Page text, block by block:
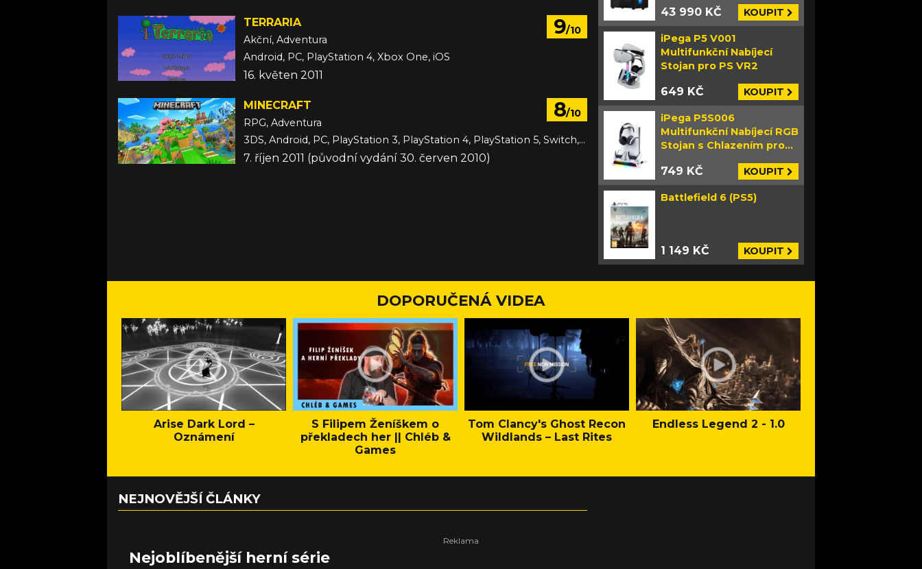
9/10
TERRARIA
Akční, Adventura
Android, PC, PlayStation 4, Xbox One, iOS
16. květen 2011
8/10
MINECRAFT
RPG, Adventura
3DS, Android, PC, PlayStation 3, PlayStation 4, PlayStation 5, Switch, Switch 2, VITA, Wii U, Xbox 360, Xbox One, Xbox Series, iOS
7. říjen 2011 (původní vydání 30. červen 2010)
43 990 KČ KOUPIT
iPega P5 V001
Multifunkční Nabíjecí
Stojan pro PS VR2
649 KČ KOUPIT
iPega P5S006
Multifunkční Nabíjecí RGB
Stojan s Chlazením pro
749 KČ KOUPIT
Battlefield 6 (PS5)
1 149 KČ KOUPIT
DOPORUČENÁ VIDEA
Arise Dark Lord –
Oznámení
S Filipem Ženíškem o
překladech her || Chléb &
Games
Tom Clancy's Ghost Recon
Wildlands – Last Rites
Endless Legend 2 - 1.0
NEJNOVĚJŠÍ ČLÁNKY
Nejoblíbenější herní série